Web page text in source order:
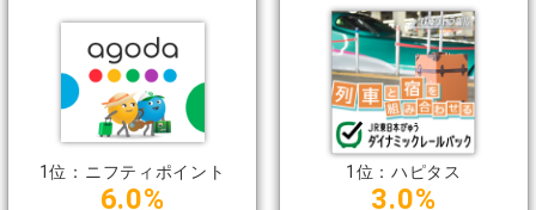
1位：ニフティポイント
6.0%
1位：ハピタス
3.0%